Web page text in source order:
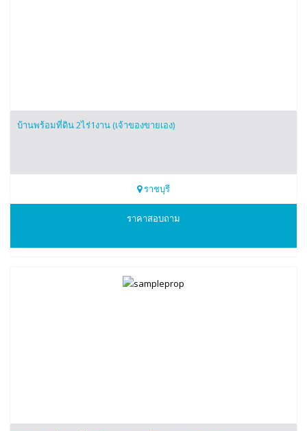
0969902080
บ้านพร้อมที่ดิน 2ไร่1งาน (เจ้าของขายเอง)
ราชบุรี
ราคาสอบถาม